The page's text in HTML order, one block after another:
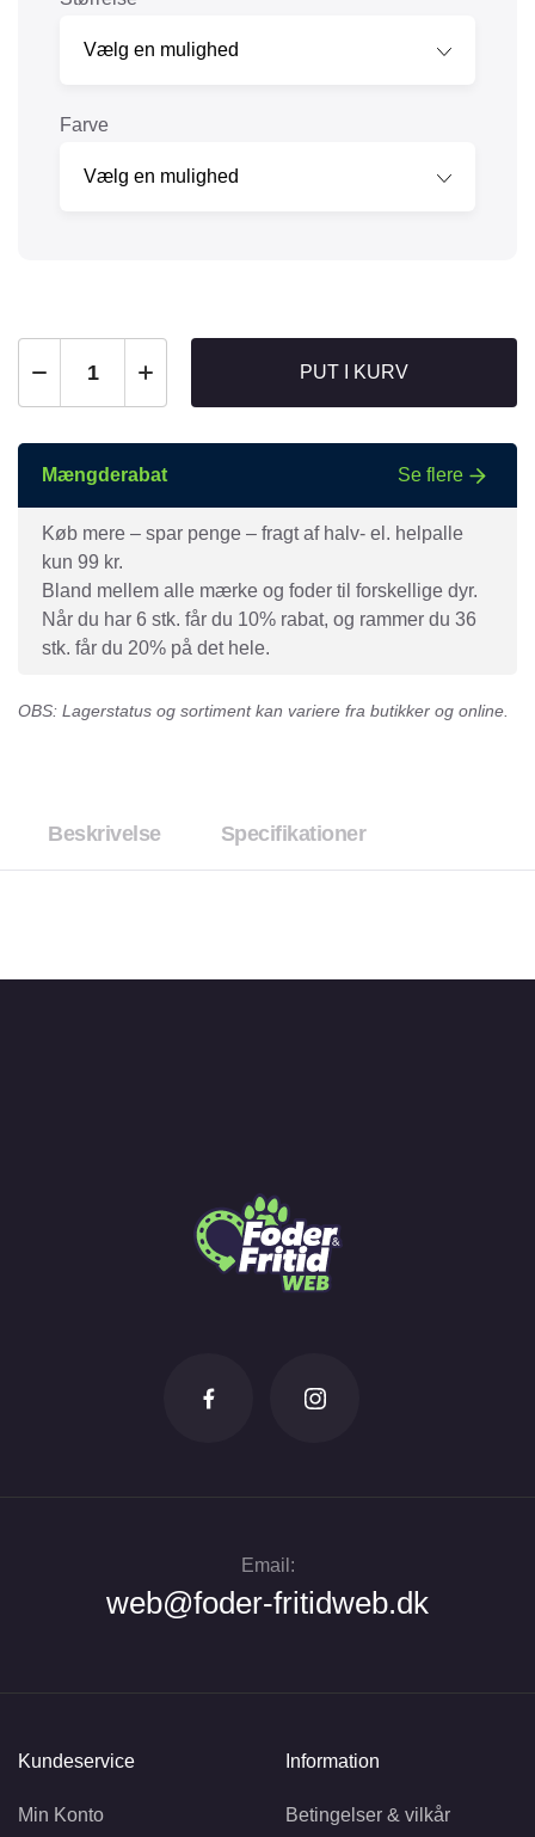
Farve
PUT I KURV
Mængderabat Se flere
Køb mere – spar penge – fragt af halv- el. helpalle
kun 99 kr.
Bland mellem alle mærke og foder til forskellige dyr.
Når du har 6 stk. får du 10% rabat, og rammer du 36
stk. får du 20% på det hele.
OBS: Lagerstatus og sortiment kan variere fra butikker og online.
Beskrivelse Specifikationer
Email:
web@foder-fritidweb.dk
Kundeservice
Min Konto
Information
Betingelser & vilkår